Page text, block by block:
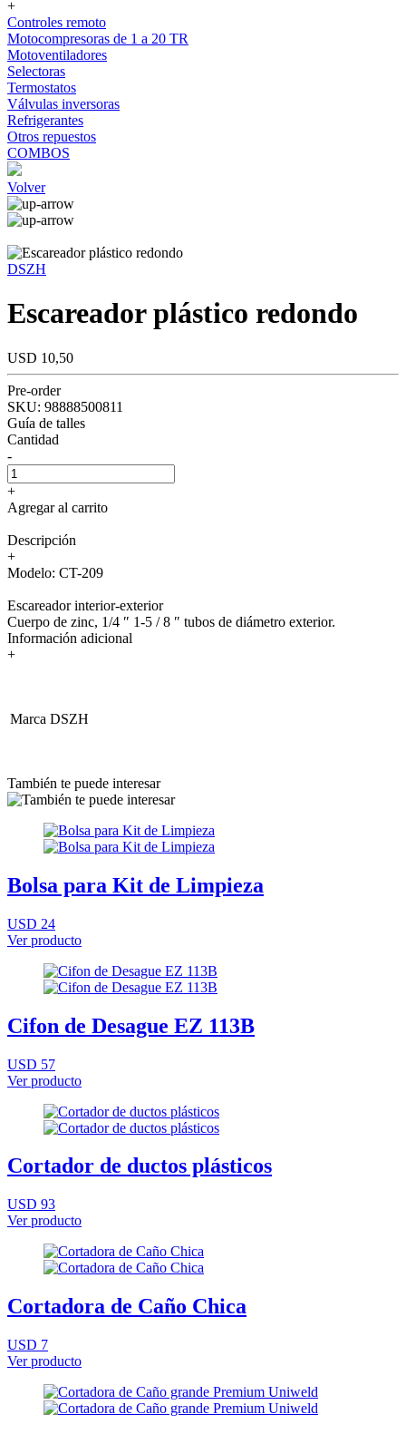
+
Controles remoto
Motocompresoras de 1 a 20 TR
Motoventiladores
Selectoras
Termostatos
Válvulas inversoras
Refrigerantes
Otros repuestos
COMBOS
Volver
DSZH
Escareador plástico redondo
USD 10,50
Pre-order
SKU: 98888500811
Guía de talles
Cantidad
-
+
Agregar al carrito
Descripción
+
Modelo: CT-209
Escareador interior-exterior
Cuerpo de zinc, 1/4 ″ 1-5 / 8 ″ tubos de diámetro exterior.
Información adicional
+
Marca DSZH
También te puede interesar
Bolsa para Kit de Limpieza
USD 24
Ver producto
Cifon de Desague EZ 113B
USD 57
Ver producto
Cortador de ductos plásticos
USD 93
Ver producto
Cortadora de Caño Chica
USD 7
Ver producto